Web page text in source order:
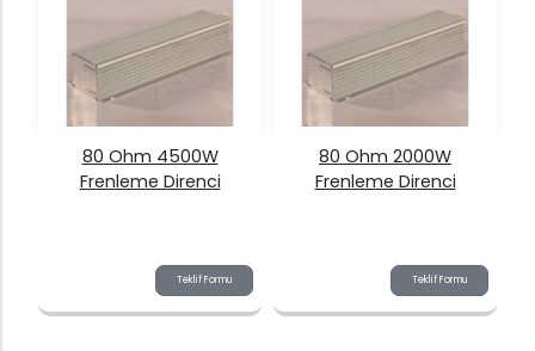
Teklif Formu
80 Ohm 4500W
Frenleme Direnci
Teklif Formu
80 Ohm 2000W
Frenleme Direnci